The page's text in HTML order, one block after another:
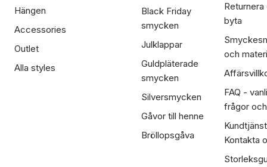
Hängen
Accessories
Outlet
Alla styles
Black Friday
smycken
Julklappar
Guldpläterade
smycken
Silversmycken
Gåvor till henne
Bröllopsgåva
Returnera
byta
och
FAQ -
frågor
Kontakta